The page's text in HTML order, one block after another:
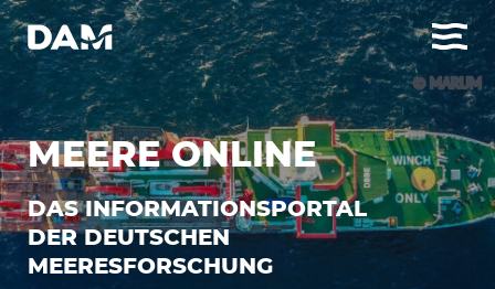
© MARUM
MEERE ONLINE
DAS INFORMATIONSPORTAL
DER DEUTSCHEN
MEERESFORSCHUNG